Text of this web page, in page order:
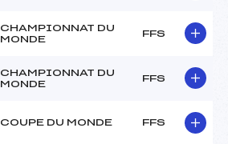
CHAMPIONNAT DU
MONDE
FFS
CHAMPIONNAT DU
MONDE
FFS
COUPE DU MONDE FFS